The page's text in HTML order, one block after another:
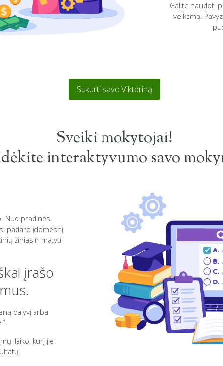
Galite naudoti
veiksmą.
Sukurti savo Viktoriną
Sveiki mokytojai!
interaktyvumo savo
Nuo pradinės
padaro įdomesnį
žinias ir matyti
įrašo
dalyvį arba
laiko, kurį jie